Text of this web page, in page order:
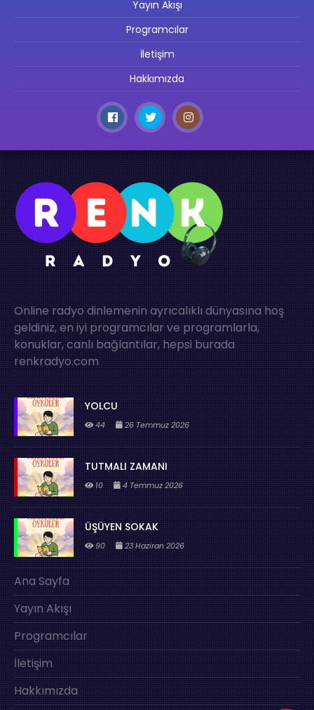
Yayın Akışı
Programcılar
İletişim
Hakkımızda
Online radyo dinlemenin ayrıcalıklı dünyasına hoş
geldiniz, en iyi programcılar ve programlarla,
konuklar, canlı bağlantılar, hepsi burada
renkradyo.com
YOLCU
44 26 Temmuz 2026
TUTMALI ZAMANI
10 4 Temmuz 2026
ÜŞÜYEN SOKAK
90 23 Haziran 2026
Ana Sayfa
Yayın Akışı
Programcılar
İletişim
Hakkımızda